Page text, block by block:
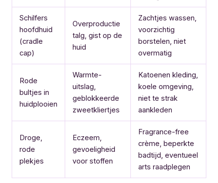
Schilfers
hoofdhuid
(cradle
cap)
Overproductie
talg, gist op de
huid
Zachtjes wassen,
voorzichtig
borstelen, niet
overmatig
Rode
bultjes in
huidplooien
Warmte-
uitslag,
geblokkeerde
zweetkliertjes
Katoenen kleding,
koele omgeving,
niet te strak
aankleden
Droge,
rode
plekjes
Eczeem,
gevoeligheid
voor stoffen
Fragrance-free
crème, beperkte
badtijd, eventueel
arts raadplegen